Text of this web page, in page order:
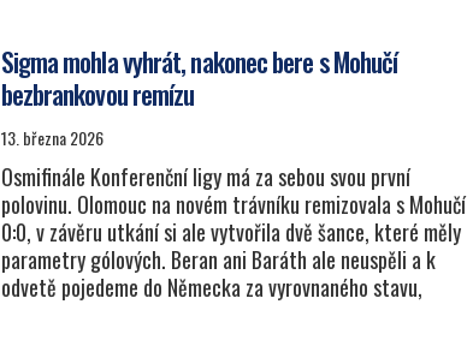
Sigma mohla vyhrát, nakonec bere s Mohučí
bezbrankovou remízu
13. března 2026
Osmifinále Konferenční ligy má za sebou svou první
polovinu. Olomouc na novém trávníku remizovala s Mohučí
0:0, v závěru utkání si ale vytvořila dvě šance, které měly
parametry gólových. Beran ani Baráth ale neuspěli a k
odvetě pojedeme do Německa za vyrovnaného stavu,